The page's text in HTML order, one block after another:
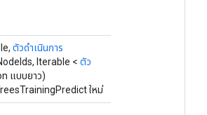
ตัวดำเนินการ
Iterable < ตัว
แบบยาว)
ใหม่